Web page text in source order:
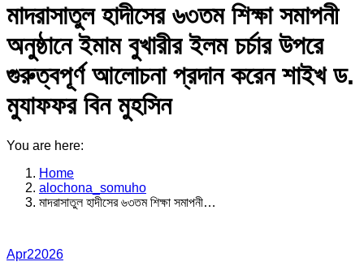
মাদরাসাতুল হাদীসের ৬৩তম শিক্ষা সমাপনী
অনুষ্ঠানে ইমাম বুখারীর ইলম চর্চার উপরে
গুরুত্বপূর্ণ আলোচনা প্রদান করেন শাইখ ড.
মুযাফফর বিন মুহসিন
You are here:
Home
alochona_somuho
মাদরাসাতুল হাদীসের ৬৩তম শিক্ষা সমাপনী…
Apr22026